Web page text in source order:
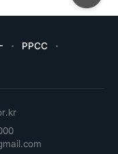
PPCC